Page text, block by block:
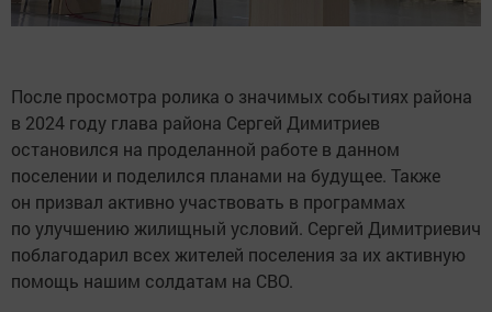
После просмотра ролика о значимых событиях района
в 2024 году глава района Сергей Димитриев
остановился на проделанной работе в данном
поселении и поделился планами на будущее. Также
он призвал активно участвовать в программах
по улучшению жилищный условий. Сергей Димитриевич
поблагодарил всех жителей поселения за их активную
помощь нашим солдатам на СВО.